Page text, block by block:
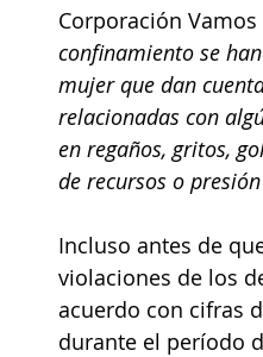
Corporación
confinamiento se
mujer que dan
relacionadas con
en regaños, gritos,
de recursos o
Incluso antes de
violaciones de los
acuerdo con cifras
durante el período